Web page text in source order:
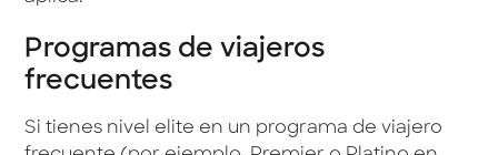
Programas de viajeros
frecuentes
Si tienes nivel elite en un programa de viajero